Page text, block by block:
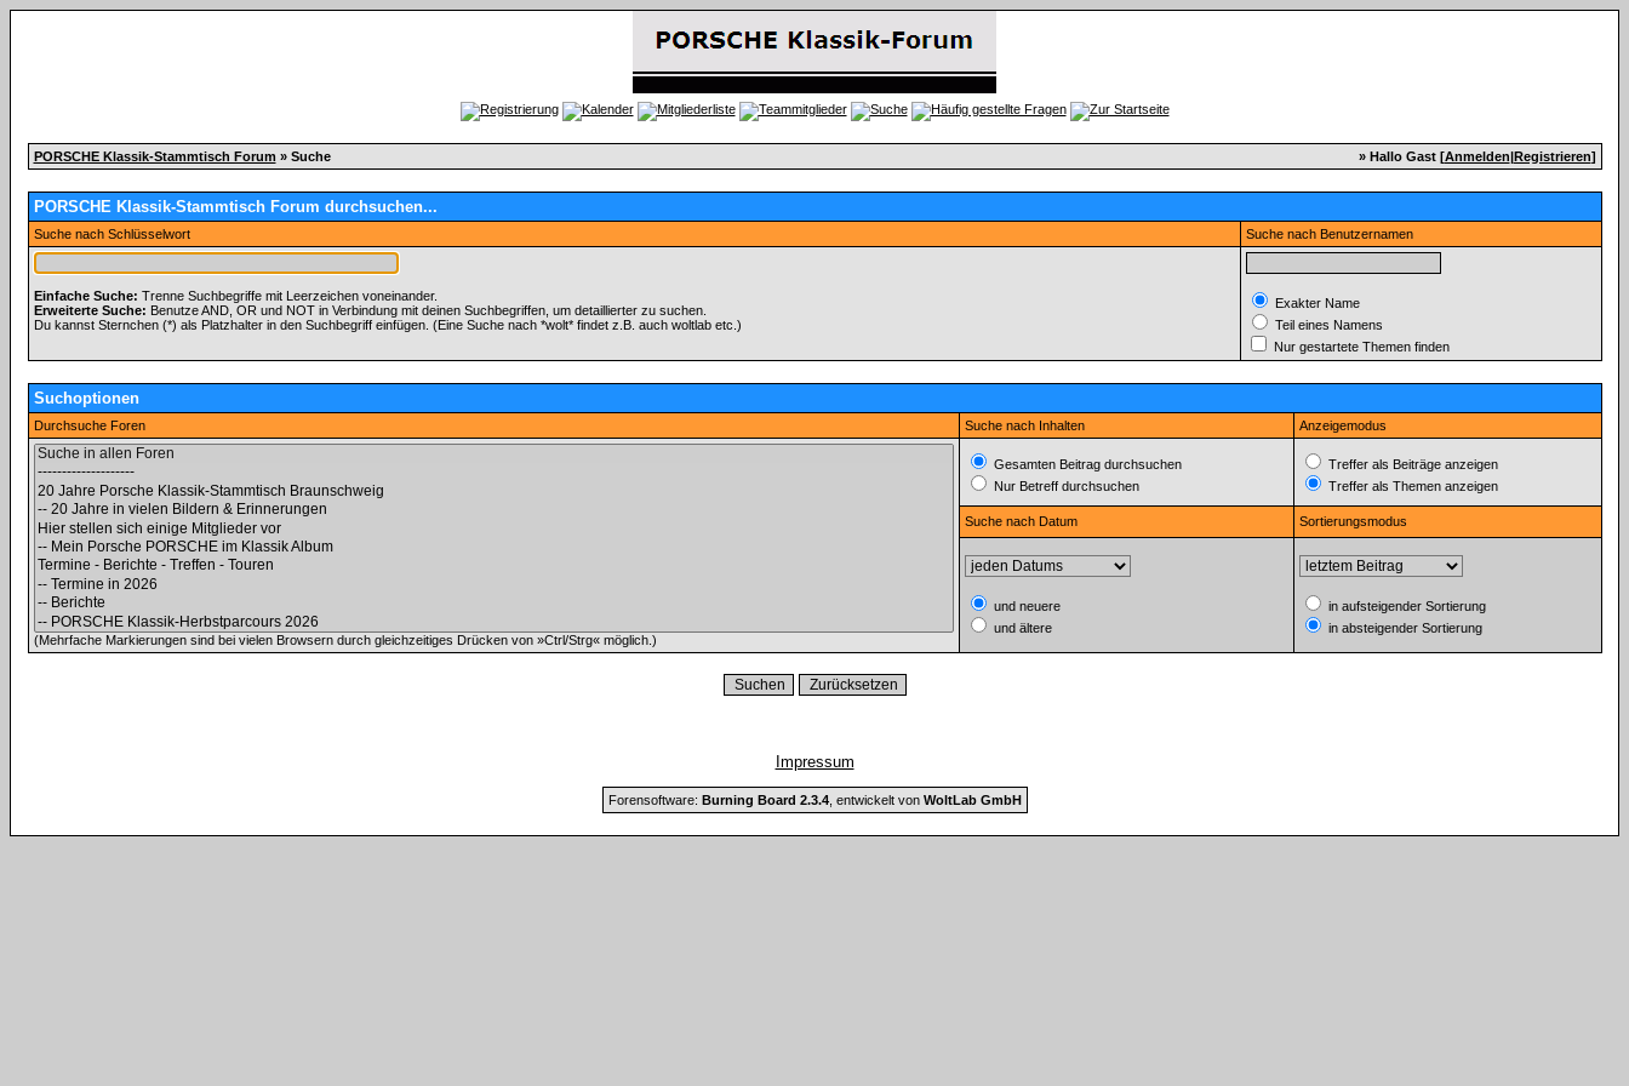
PORSCHE Klassik-Stammtisch Forum » Suche » Hallo Gast [Anmelden|Registrieren]
PORSCHE Klassik-Stammtisch Forum durchsuchen...
Suche nach Schlüsselwort Suche nach Benutzernamen
Einfache Suche: Trenne Suchbegriffe mit Leerzeichen voneinander.
Erweiterte Suche: Benutze AND, OR und NOT in Verbindung mit deinen Suchbegriffen, um detaillierter zu suchen.
Du kannst Sternchen (*) als Platzhalter in den Suchbegriff einfügen. (Eine Suche nach *wolt* findet z.B. auch woltlab etc.)
Exakter Name
Teil eines Namens
Nur gestartete Themen finden
Suchoptionen
Durchsuche Foren Suche nach Inhalten Anzeigemodus
(Mehrfache Markierungen sind bei vielen Browsern durch gleichzeitiges Drücken von »Ctrl/Strg« möglich.)
Gesamten Beitrag durchsuchen
Nur Betreff durchsuchen
Treffer als Beiträge anzeigen
Treffer als Themen anzeigen
Suche nach Datum Sortierungsmodus
und neuere
und ältere
in aufsteigender Sortierung
in absteigender Sortierung
Impressum
Forensoftware: Burning Board 2.3.4, entwickelt von WoltLab GmbH